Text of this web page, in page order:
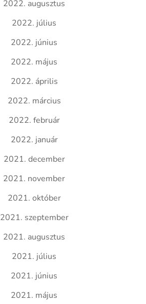
2022. augusztus
2022. július
2022. június
2022. május
2022. április
2022. március
2022. február
2022. január
2021. december
2021. november
2021. október
2021. szeptember
2021. augusztus
2021. július
2021. június
2021. május